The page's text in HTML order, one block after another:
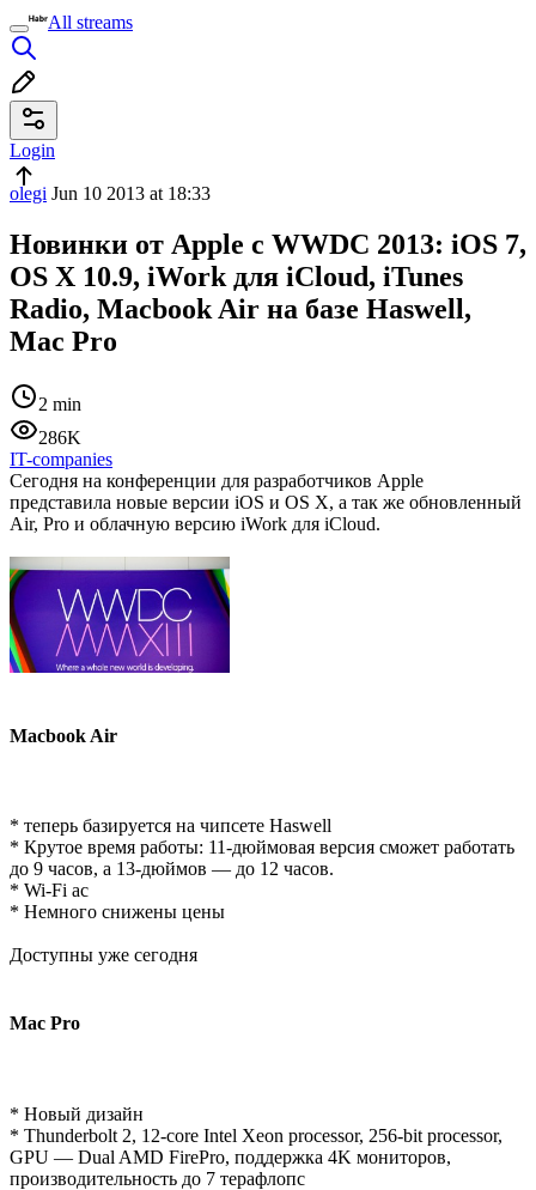
All streams
Login
olegi Jun 10 2013 at 18:33
Новинки от Apple с WWDC 2013: iOS 7,
OS X 10.9, iWork для iCloud, iTunes
Radio, Macbook Air на базе Haswell,
Mac Pro
2 min
286K
IT-companies
Сегодня на конференции для разработчиков Apple
представила новые версии iOS и OS X, а так же обновленный
Air, Pro и облачную версию iWork для iCloud.
Macbook Air
* теперь базируется на чипсете Haswell
* Крутое время работы: 11-дюймовая версия сможет работать
до 9 часов, а 13-дюймов — до 12 часов.
* Wi-Fi ac
* Немного снижены цены
Доступны уже сегодня
Mac Pro
* Новый дизайн
* Thunderbolt 2, 12-core Intel Xeon processor, 256-bit processor,
GPU — Dual AMD FirePro, поддержка 4K мониторов,
производительность до 7 терафлопс